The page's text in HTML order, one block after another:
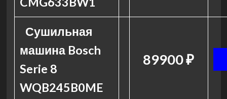
Сушильная
машина Bosch
Serie 8
WQB245B0ME
89900 ₽